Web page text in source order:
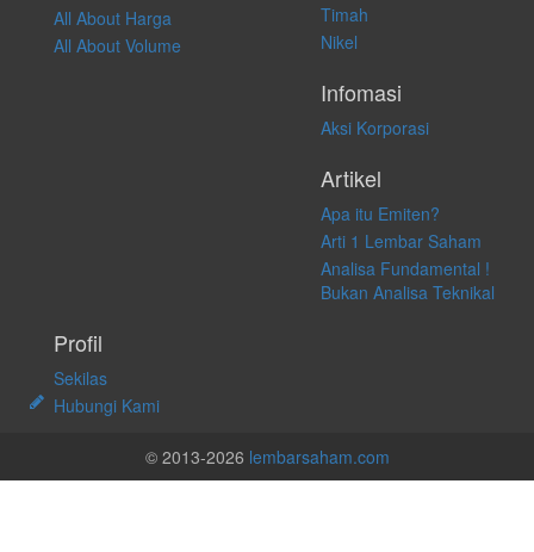
All About Harga
All About Volume
Timah
Nikel
Infomasi
Aksi Korporasi
Artikel
Apa itu Emiten?
Arti 1 Lembar Saham
Analisa Fundamental !
Bukan Analisa Teknikal
Profil
Sekilas
Hubungi Kami
© 2013-2026 lembarsaham.com